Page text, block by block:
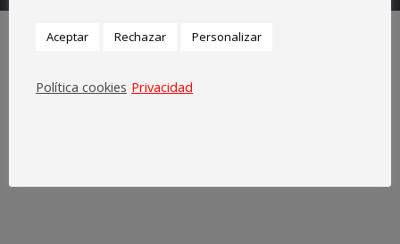
Aceptar Rechazar Personalizar
Política cookies Privacidad